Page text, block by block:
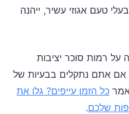
טעם אגוזי עשיר, ייהנה
על רמות סוכר יציבות
אם אתם נתקלים בבעיות של
כל הזמן עייפים? גלו את
שלכם.